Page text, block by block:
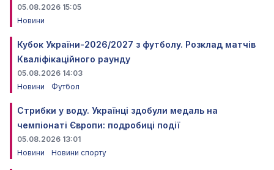
05.08.2026 15:05
Новини
Кубок України-2026/2027 з футболу. Розклад матчів
Кваліфікаційного раунду
05.08.2026 14:03
Новини
Футбол
Стрибки у воду. Українці здобули медаль на
чемпіонаті Європи: подробиці події
05.08.2026 13:01
Новини
Новини спорту